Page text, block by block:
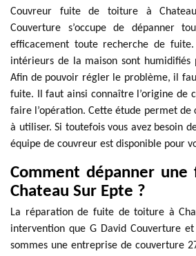
Couvreur fuite de toiture à
Couverture s’occupe de dépanner
efficacement toute recherche de
intérieurs de la maison sont
Afin de pouvoir régler le problème, il
fuite. Il faut ainsi connaître l’origine de
faire l’opération. Cette étude permet de
à utiliser. Si toutefois vous avez besoin
équipe de couvreur est disponible pour
Comment dépanner
Chateau Sur Epte ?
La réparation de fuite de toiture à
intervention que G David Couverture
sommes une entreprise de couverture